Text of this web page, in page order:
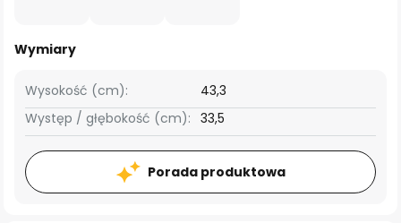
Wymiary
Wysokość (cm):
43,3
Występ / głębokość (cm): 33,5
Porada produktowa